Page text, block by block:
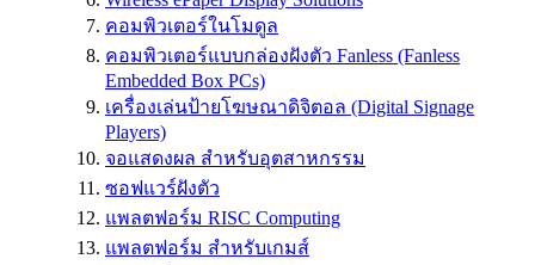
คอมพิวเตอร์ในโมดูล
คอมพิวเตอร์แบบกล่องฝังตัว Fanless (Fanless
Embedded Box PCs)
เครื่องเล่นป้ายโฆษณาดิจิตอล (Digital Signage
Players)
จอแสดงผล สำหรับอุตสาหกรรม
ซอฟแวร์ฝังตัว
แพลตฟอร์ม RISC Computing
แพลตฟอร์ม สำหรับเกมส์